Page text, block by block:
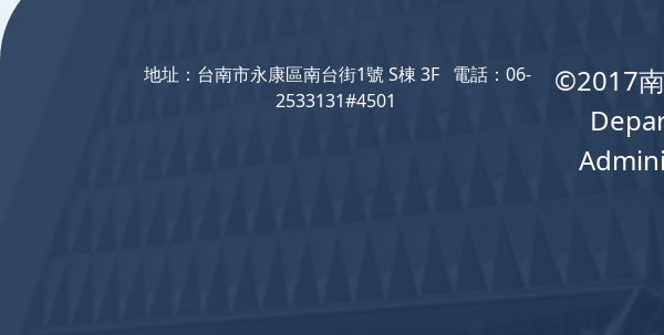
©2017
地址：台南市永康區南台街1號 S棟 3F 電話：06-
2533131#4501